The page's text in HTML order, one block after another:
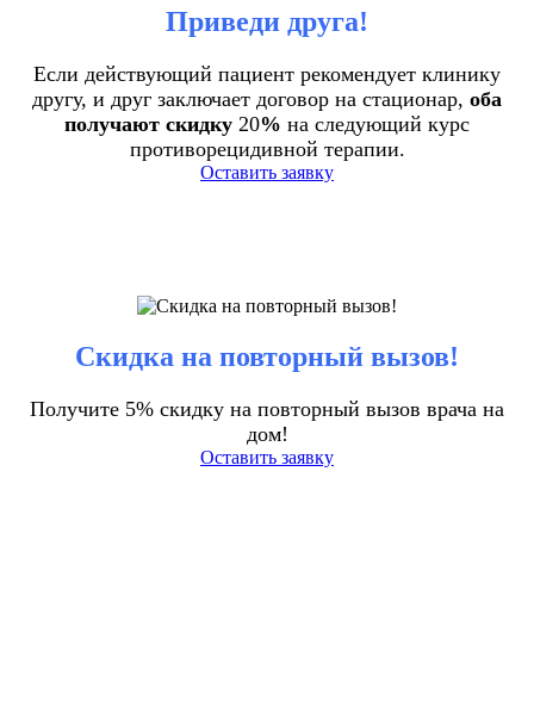
Приведи друга!
Если действующий пациент рекомендует клинику
другу, и друг заключает договор на стационар, оба
получают скидку 20% на следующий курс
противорецидивной терапии.
Оставить заявку
Скидка на повторный вызов!
Получите 5% скидку на повторный вызов врача на
дом!
Оставить заявку